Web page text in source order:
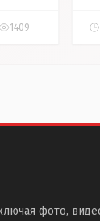
1409
фото,